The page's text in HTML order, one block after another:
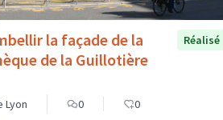
la façade de la
de la Guillotière
Réalisé
Lyon 0 0